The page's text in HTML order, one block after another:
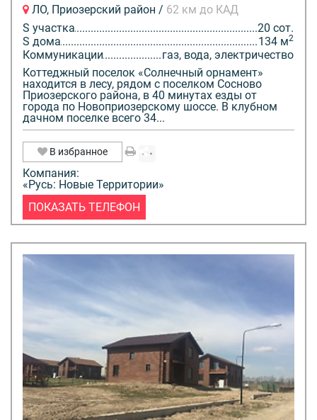
ЛО, Приозерский район / 62 км до КАД
S участка
20 сот.
S дома
134 м2
Коммуникации
газ, вода, электричество
Коттеджный поселок «Солнечный орнамент»
находится в лесу, рядом с поселком Сосново
Приозерского района, в 40 минутах езды от
города по Новоприозерскому шоссе. В клубном
дачном поселке всего 34...
В избранное
Компания:
«Русь: Новые Территории»
ПОКАЗАТЬ ТЕЛЕФОН